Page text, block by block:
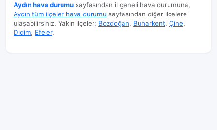
Aydın hava durumu sayfasından il geneli hava durumuna,
Aydın tüm ilçeler hava durumu sayfasından diğer ilçelere
ulaşabilirsiniz. Yakın ilçeler: Bozdoğan, Buharkent, Çine,
Didim, Efeler.